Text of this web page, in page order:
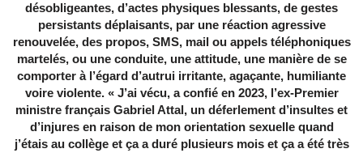
désobligeantes, d’actes physiques blessants, de gestes
persistants déplaisants, par une réaction agressive
renouvelée, des propos, SMS, mail ou appels téléphoniques
martelés, ou une conduite, une attitude, une manière de se
comporter à l’égard d’autrui irritante, agaçante, humiliante
voire violente. « J’ai vécu, a confié en 2023, l’ex-Premier
ministre français Gabriel Attal, un déferlement d’insultes et
d’injures en raison de mon orientation sexuelle quand
j’étais au collège et ça a duré plusieurs mois et ça a été très